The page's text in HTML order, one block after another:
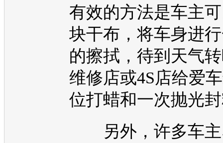
有效的方法是车主
块干布，将车身进
的擦拭，待到天气
维修店或4S店给爱
位打蜡和一次抛光
另外，许多车主